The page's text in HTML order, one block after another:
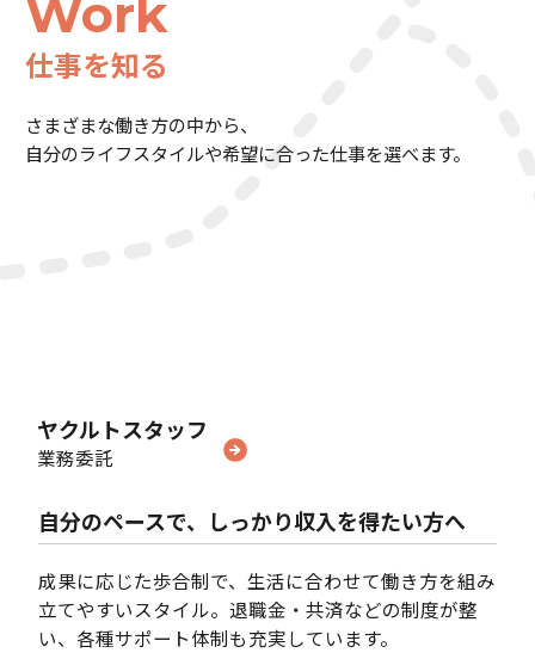
Work
仕事を知る
さまざまな働き方の中から、
自分のライフスタイルや希望に合った仕事を選べます。
ヤクルトスタッフ
業務委託
自分のペースで、しっかり収入を得たい方へ
成果に応じた歩合制で、生活に合わせて働き方を組み
立てやすいスタイル。 退職金・共済などの制度が整
い、各種サポート体制も充実しています。